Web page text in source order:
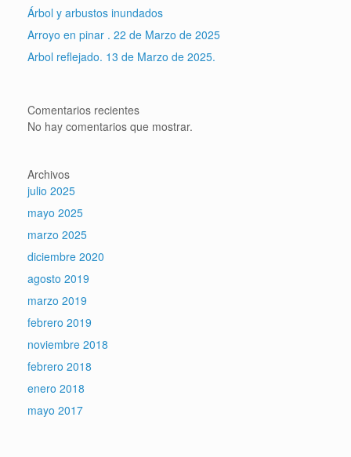
Árbol y arbustos inundados
Arroyo en pinar . 22 de Marzo de 2025
Arbol reflejado. 13 de Marzo de 2025.
Comentarios recientes
No hay comentarios que mostrar.
Archivos
julio 2025
mayo 2025
marzo 2025
diciembre 2020
agosto 2019
marzo 2019
febrero 2019
noviembre 2018
febrero 2018
enero 2018
mayo 2017